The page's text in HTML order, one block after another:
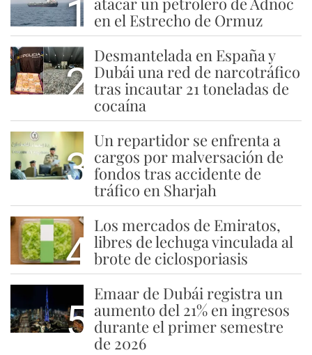
1 en el Estrecho de Ormuz
2
Desmantelada en España y
Dubái una red de narcotráfico
tras incautar 21 toneladas de
cocaína
3
Un repartidor se enfrenta a
cargos por malversación de
fondos tras accidente de
tráfico en Sharjah
4
Los mercados de Emiratos,
libres de lechuga vinculada al
brote de ciclosporiasis
5
Emaar de Dubái registra un
aumento del 21% en ingresos
durante el primer semestre
de 2026